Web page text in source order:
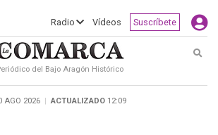
Radio Vídeos Suscríbete
del Bajo Aragón Histórico
AGO 2026 | ACTUALIZADO 12:09